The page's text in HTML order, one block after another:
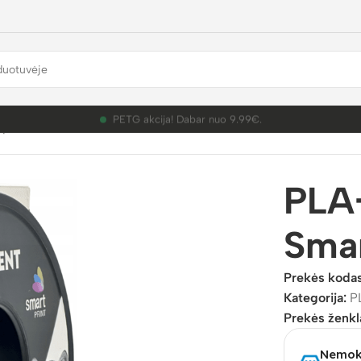
PETG akcija! Dabar nuo 9.99€.
PLA+ Blue 3D Plastikas Smart Print 1.75mm 1kg
Prekės
Kategorija:
Prekės